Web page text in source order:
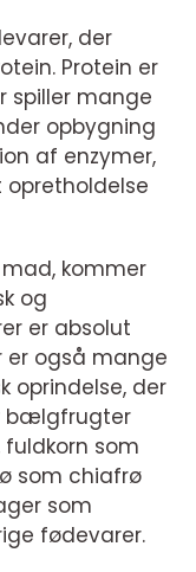
der
Protein er
spiller mange
opbygning
af enzymer,
kommer
og
er absolut
er også mange
oprindelse, der
bælgfrugter
som
som chiafrø
som
fødevarer.